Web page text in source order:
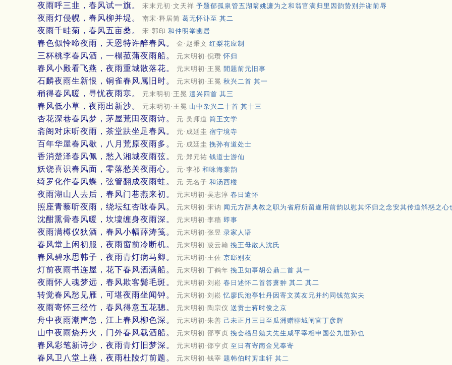
夜雨呼三韭，春风试一旗。 宋末元初·文天祥 予题郁孤泉管五湖翁姚濂为之和翁官满归里因韵贽别并谢前辱
夜雨灯侵幌，春风柳并堤。 南宋·释居简 葛无怀讣至 其二
夜雨千畦菊，春风五亩桑。 宋·郭印 和仲明举幽居
春色似怜啼夜雨，天恩特许醉春风。 金·赵秉文 红梨花应制
三杯桃李春风酒，一榻菰蒲夜雨船。 元末明初·倪瓒怀归
春风小殿看飞燕，夜雨重城散落花。 元末明初·王冕 閒题前元旧事
石麟夜雨生新恨，铜雀春风属旧时。 元末明初·王冕 秋兴二首 其一
稍得春风暖，寻忧夜雨寒。 元末明初·王冕 遣兴四首 其三
春风低小草，夜雨出新沙。 元末明初·王冕 山中杂兴二十首 其十三
杏花深巷春风梦，茅屋荒田夜雨诗。 元·吴师道 简王文学
斋阁对床听夜雨，茶堂趺坐足春风。 元·成廷圭 宿宁境寺
百年华屋春风歇，八月荒原夜雨多。 元·成廷圭 挽孙有道处士
香消楚泽春风佩，愁入湘城夜雨弦。 元·郑元祐 钱道士游仙
妖饶喜识春风面，零落愁关夜雨心。 元·李祁 和咏海棠韵
绮罗化作春风蝶，弦管翻成夜雨蛙。 元·无名子 和汤西楼
夜雨湖山人去后，春风门巷燕来初。 元末明初·吴志淳 春日遣怀
照座青藜听夜雨，绕坛红杏咏春风。 元末明初·宋讷 闻元方辞典教之职为省府所留遂用前韵以慰其怀归之念安其传道解惑之心
沈酣熏骨春风暖，坎壈缠身夜雨深。 元末明初·李穑 即事
夜雨满樽仪狄酒，春风小幅薛涛笺。 元末明初·张昱 录家人语
春风堂上闲初服，夜雨窗前冷断机。 元末明初·凌云翰 挽王母散人沈氏
春风碧水思韩子，夜雨青灯病马卿。 元末明初·王佐 京邸别友
灯前夜雨书连屋，花下春风酒满船。 元末明初·丁鹤年 挽卫知事胡公鼎二首 其一
夜雨怀人魂梦远，春风欺客鬓毛斑。 元末明初·刘崧 春日述怀二首答萧翀 其二 其二
转觉春风愁见雁，可堪夜雨坐闻钟。 元末明初·刘崧忆廖氏池亭牡丹因寄文英友兄并约同饯范实夫
夜雨寄怀三径竹，春风得意五花骢。 元末明初·陶宗仪 送贡士蒋时俊之京
舟中夜雨潮声急，江上春风柳色深。 元末明初·朱善 己未正月三日至瓜洲赠聊城闸官丁彦辉
山中夜雨烧丹火，门外春风载酒船。 元末明初·邵亨贞 挽会稽吕勉夫先生咸平宰相申国公九世孙也
春风彩笔新诗少，夜雨青灯旧梦深。 元末明初·邵亨贞 至日有寄南金兄奉寄
春风卫八堂上燕，夜雨杜陵灯前题。 元末明初·钱宰 题韩伯时剪韭轩 其二